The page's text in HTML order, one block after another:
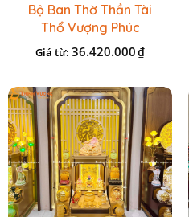
Bộ Ban Thờ Thần Tài
Thổ Vượng Phúc
Trường + Bộ Đồ Sứ
Cao Cấp Gấm Vàng
Giá từ: 36.420.000₫